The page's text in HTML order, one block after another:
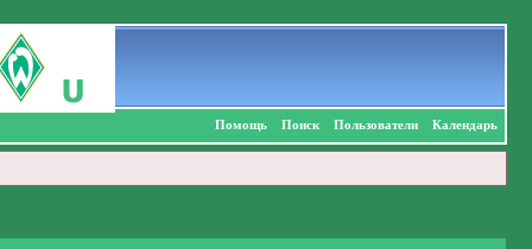
Помощь Поиск Пользователи Календарь